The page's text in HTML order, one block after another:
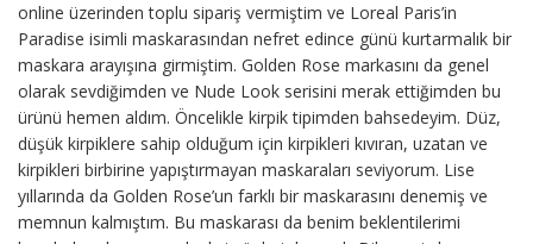
online üzerinden toplu sipariş vermiştim ve Loreal Paris’in
Paradise isimli maskarasından nefret edince günü kurtarmalık bir
maskara arayışına girmiştim. Golden Rose markasını da genel
olarak sevdiğimden ve Nude Look serisini merak ettiğimden bu
ürünü hemen aldım. Öncelikle kirpik tipimden bahsedeyim. Düz,
düşük kirpiklere sahip olduğum için kirpikleri kıvıran, uzatan ve
kirpikleri birbirine yapıştırmayan maskaraları seviyorum. Lise
yıllarında da Golden Rose’un farklı bir maskarasını denemiş ve
memnun kalmıştım. Bu maskarası da benim beklentilerimi